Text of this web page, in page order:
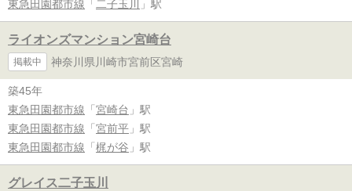
東急田園都市線 「 二子玉川 」駅
ライオンズマンション宮崎台
掲載中 神奈川県川崎市宮前区宮崎
築45年
東急田園都市線 「 宮崎台 」駅
東急田園都市線 「 宮前平 」駅
東急田園都市線 「 梶が谷 」駅
グレイス二子玉川